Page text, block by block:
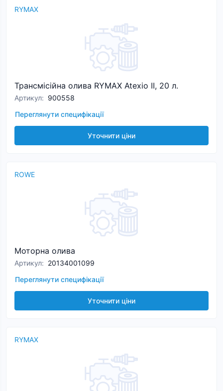
RYMAX
Трансмісійна олива RYMAX Atexio II, 20 л.
Артикул: 900558
Переглянути специфікації
Уточнити ціни
ROWE
Моторна олива
Артикул: 20134001099
Переглянути специфікації
Уточнити ціни
RYMAX